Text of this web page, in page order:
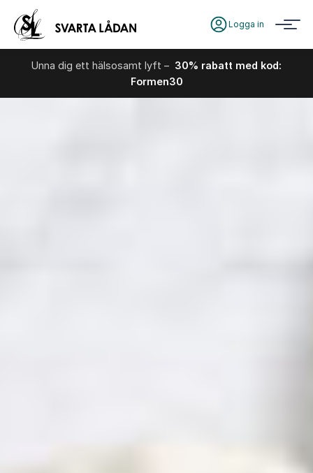
Logga in
Unna dig ett hälsosamt lyft – 30% rabatt med kod:
Formen30